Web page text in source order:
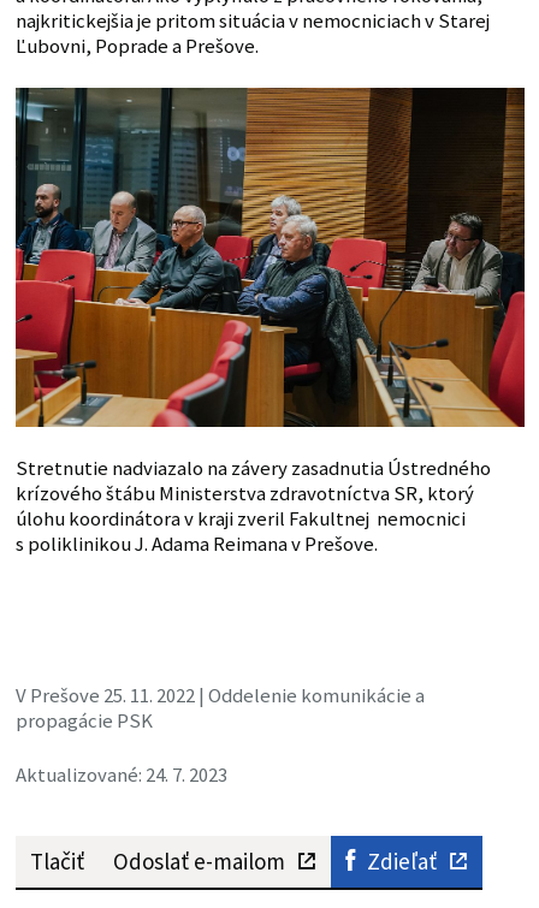
najkritickejšia je pritom situácia v nemocniciach v Starej
Ľubovni, Poprade a Prešove.
Stretnutie nadviazalo na závery zasadnutia Ústredného
krízového štábu Ministerstva zdravotníctva SR, ktorý
úlohu koordinátora v kraji zveril Fakultnej nemocnici
s poliklinikou J. Adama Reimana v Prešove.
V Prešove 25. 11. 2022 | Oddelenie komunikácie a
propagácie PSK
Aktualizované: 24. 7. 2023
Tlačiť Odoslať e-mailom Zdieľať